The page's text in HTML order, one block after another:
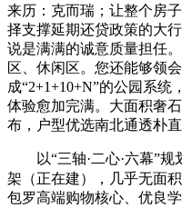
来历：克而瑞；让整个房
择支撑延期还贷政策的大
说是满满的诚意质量担任
区、休闲区。您还能够领
成“2+1+10+N”的公园系
体验愈加完满。大面积奢
布，户型优选南北通透朴直
以“三轴·二心·六幕”规
架（正在建），几乎无面积
包罗高端购物核心、优良